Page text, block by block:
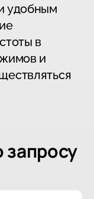
удобным
в
и
запросу